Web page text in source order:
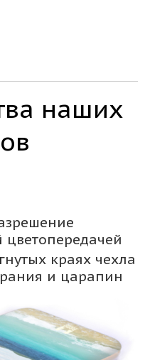
наших
цветопередачей
краях чехла
и царапин